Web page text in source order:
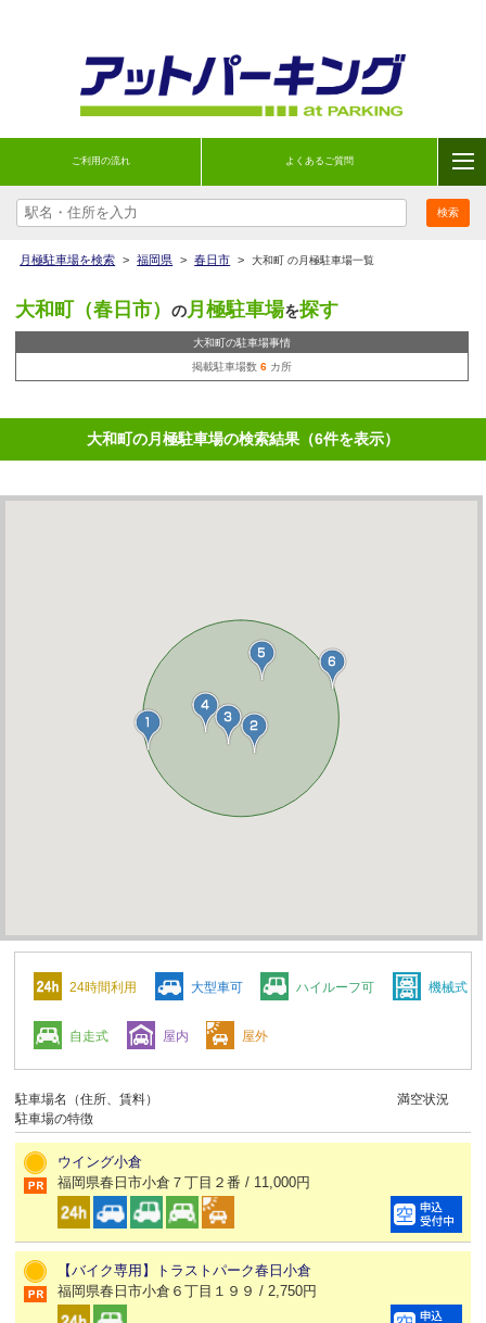
ご利用の流れ よくあるご質問
月極駐車場を検索 > 福岡県 > 春日市 > 大和町 の月極駐車場一覧
大和町（春日市） の月極駐車場を探す
大和町の駐車場事情
掲載駐車場数 6カ所
大和町の月極駐車場の検索結果（6件を表示）
24時間利用 大型車可 ハイルーフ可 機械式
自走式 屋内 屋外
駐車場名（住所、賃料）
駐車場の特徴
満空状況
ウイング小倉
福岡県春日市小倉７丁目２番 / 11,000円
【バイク専用】トラストパーク春日小倉
福岡県春日市小倉６丁目１９９ / 2,750円